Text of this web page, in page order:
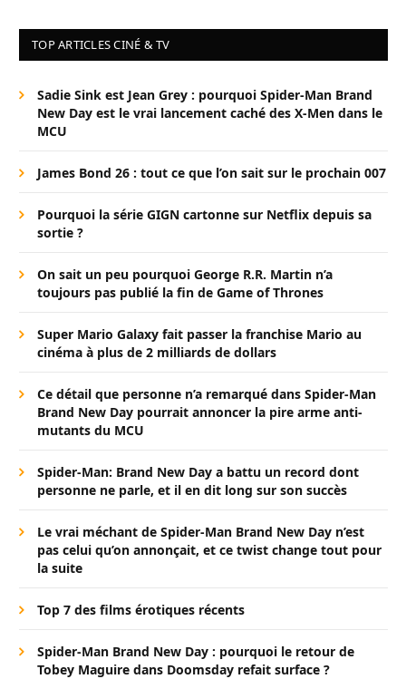
TOP ARTICLES CINÉ & TV
Sadie Sink est Jean Grey : pourquoi Spider-Man Brand
New Day est le vrai lancement caché des X-Men dans le
MCU
James Bond 26 : tout ce que l’on sait sur le prochain 007
Pourquoi la série GIGN cartonne sur Netflix depuis sa
sortie ?
On sait un peu pourquoi George R.R. Martin n’a
toujours pas publié la fin de Game of Thrones
Super Mario Galaxy fait passer la franchise Mario au
cinéma à plus de 2 milliards de dollars
Ce détail que personne n’a remarqué dans Spider-Man
Brand New Day pourrait annoncer la pire arme anti-
mutants du MCU
Spider-Man: Brand New Day a battu un record dont
personne ne parle, et il en dit long sur son succès
Le vrai méchant de Spider-Man Brand New Day n’est
pas celui qu’on annonçait, et ce twist change tout pour
la suite
Top 7 des films érotiques récents
Spider-Man Brand New Day : pourquoi le retour de
Tobey Maguire dans Doomsday refait surface ?